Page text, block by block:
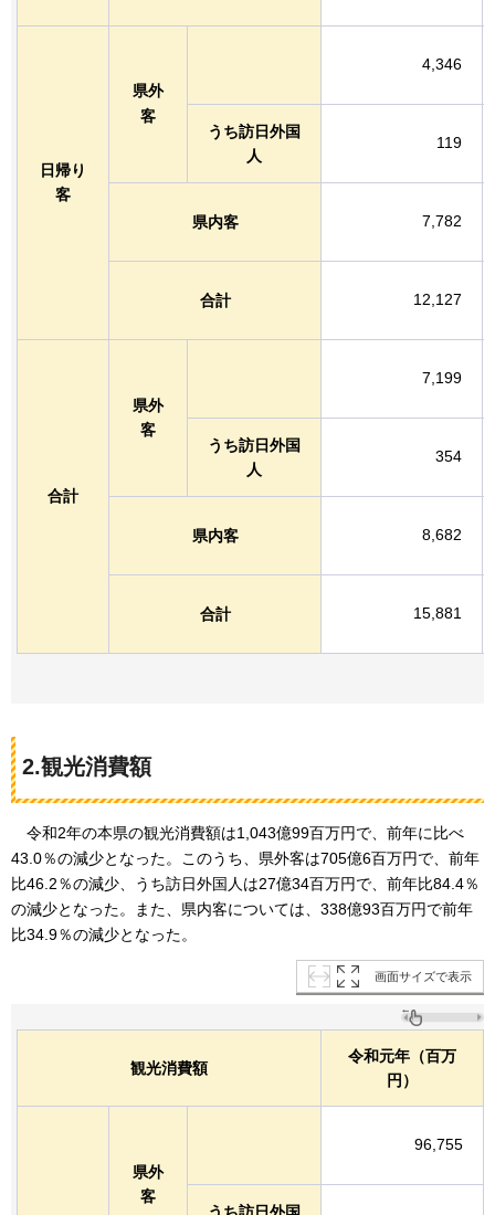
日帰り
客
県外
客
4,346
うち訪日外国
人
119
県内客 7,782
合計 12,127
合計
県外
客
7,199
うち訪日外国
人
354
県内客 8,682
合計 15,881
2.観光消費額
令和2年の本県の観光消費額は1,043億99百万円で、前年に比べ
43.0％の減少となった。このうち、県外客は705億6百万円で、前年
比46.2％の減少、うち訪日外国人は27億34百万円で、前年比84.4％
の減少となった。また、県内客については、338億93百万円で前年
比34.9％の減少となった。
画面サイズで表示
観光消費額
令和元年（百万
円）
県外
客
96,755
うち訪日外国